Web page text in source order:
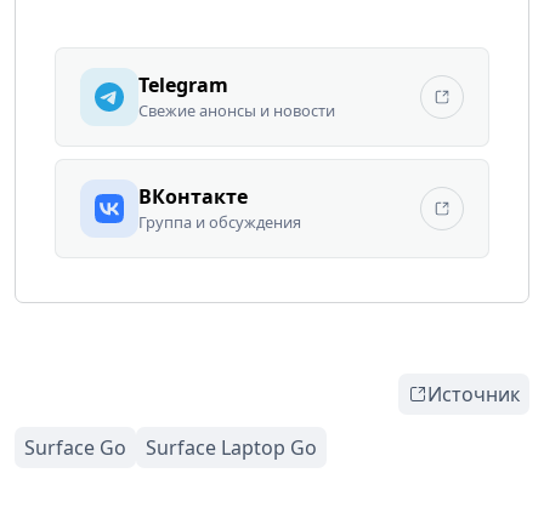
Telegram
Свежие анонсы и новости
ВКонтакте
Группа и обсуждения
Источник